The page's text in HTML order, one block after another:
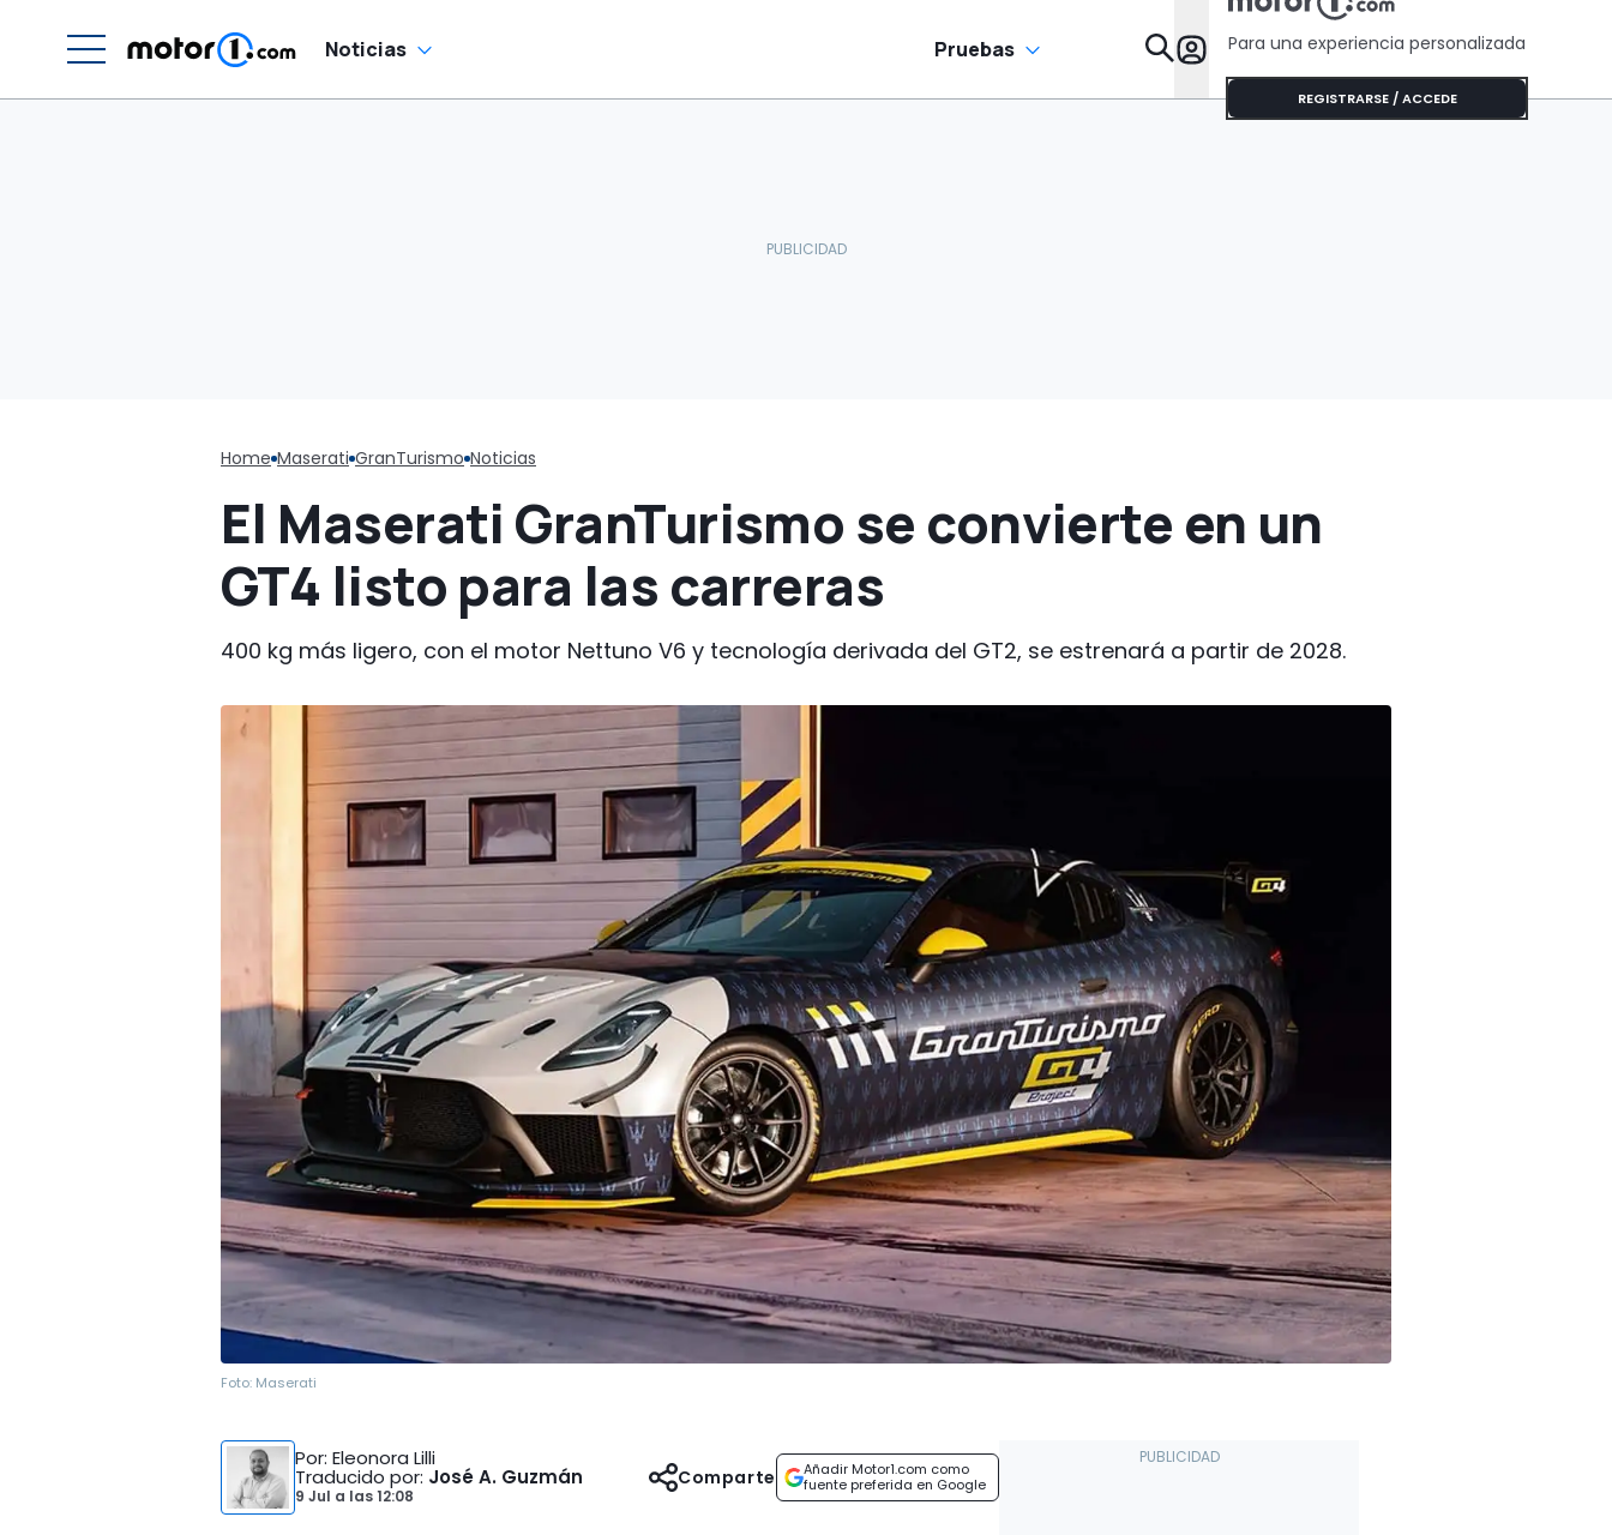
Noticias Pruebas Para una experiencia personalizada
REGISTRARSE / ACCEDE
Home Maserati GranTurismo Noticias
El Maserati GranTurismo se convierte en un
GT4 listo para las carreras
400 kg más ligero, con el motor Nettuno V6 y tecnología derivada del GT2, se estrenará a partir de 2028.
Foto: Maserati
Por: Eleonora Lilli
Traducido por: José A. Guzmán
9 Jul a las12:08
Añadir Motor1.com como
fuente preferida en Google
Comparte